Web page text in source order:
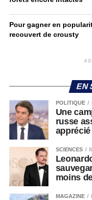
Pour gagner en
recouvert de crousty
EN
POLITIQUE
Une
russe
SCIENCES
moins
MAGAZINE